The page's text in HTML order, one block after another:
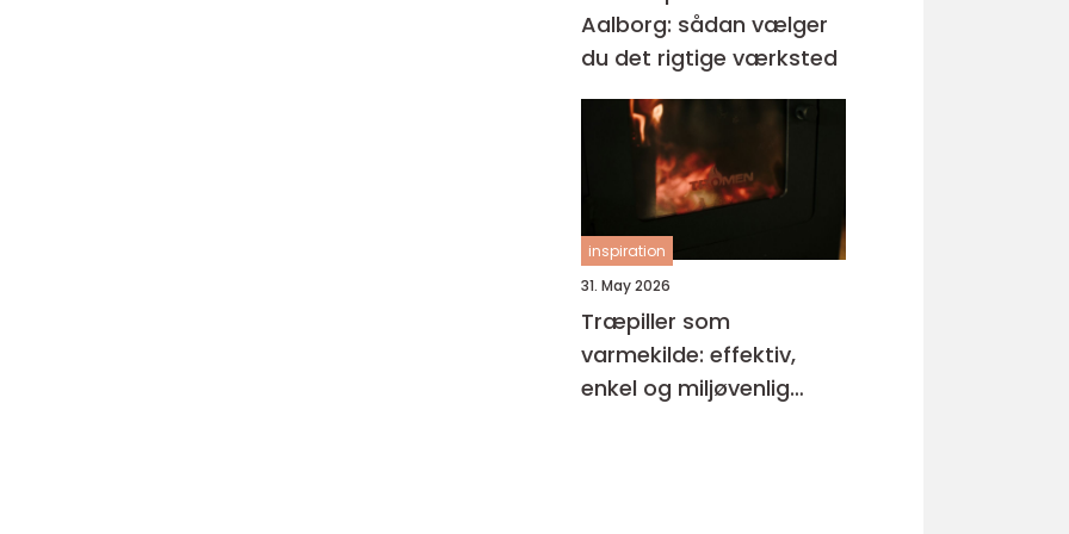
Aalborg: sådan vælger
du det rigtige værksted
inspiration
31. May 2026
Træpiller som
varmekilde: effektiv,
enkel og miljøvenlig